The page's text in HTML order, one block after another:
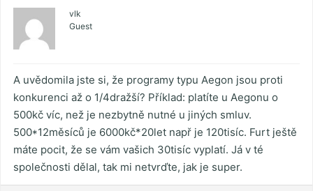
vlk
Guest
A uvědomila jste si, že programy typu Aegon jsou proti
konkurenci až o 1/4dražší? Příklad: platíte u Aegonu o
500kč víc, než je nezbytně nutné u jiných smluv.
500*12měsíců je 6000kč*20let např je 120tisíc. Furt ještě
máte pocit, že se vám vašich 30tisíc vyplatí. Já v té
společnosti dělal, tak mi netvrďte, jak je super.